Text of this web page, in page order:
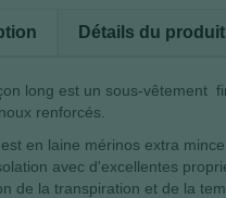
Détails du produit
long est un sous-vêtement
renforcés.
en laine mérinos extra
avec d'excellentes
de la transpiration et de la